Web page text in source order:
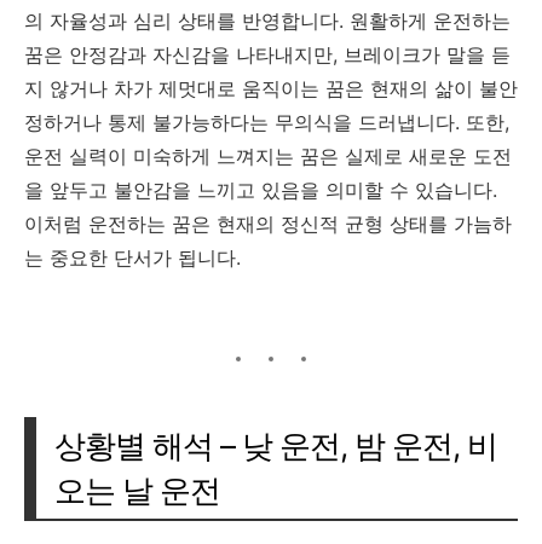
의 자율성과 심리 상태를 반영합니다. 원활하게 운전하는
꿈은 안정감과 자신감을 나타내지만, 브레이크가 말을 듣
지 않거나 차가 제멋대로 움직이는 꿈은 현재의 삶이 불안
정하거나 통제 불가능하다는 무의식을 드러냅니다. 또한,
운전 실력이 미숙하게 느껴지는 꿈은 실제로 새로운 도전
을 앞두고 불안감을 느끼고 있음을 의미할 수 있습니다.
이처럼 운전하는 꿈은 현재의 정신적 균형 상태를 가늠하
는 중요한 단서가 됩니다.
상황별 해석 – 낮 운전, 밤 운전, 비
오는 날 운전